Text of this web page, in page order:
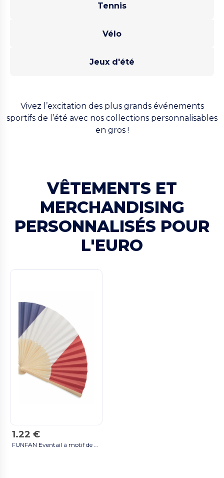
Tennis
Vélo
Jeux d'été
Vivez l’excitation des plus grands événements
sportifs de l’été avec nos collections personnalisables
en gros !
VÊTEMENTS ET
MERCHANDISING
PERSONNALISÉS POUR
L'EURO
1.22 €
FUNFAN Eventail à motif de drapeau - Orange